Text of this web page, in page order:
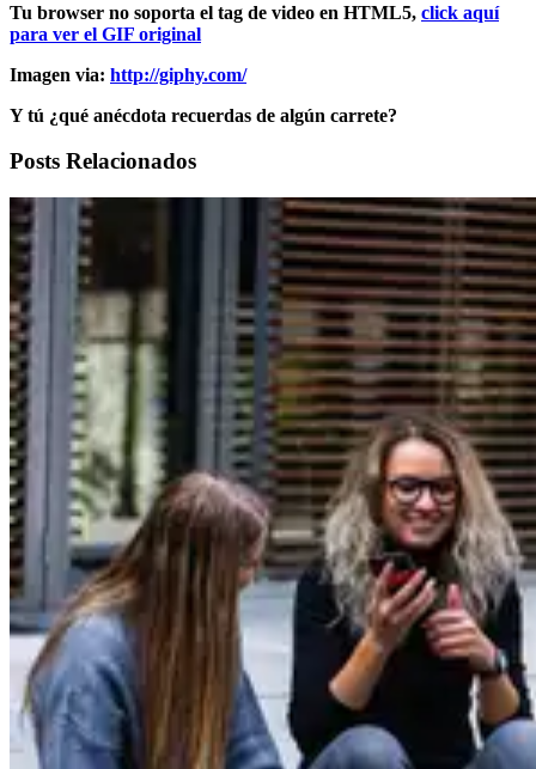
Tu browser no soporta el tag de video en HTML5, click aquí
para ver el GIF original
Imagen via: http://giphy.com/
Y tú ¿qué anécdota recuerdas de algún carrete?
Posts Relacionados